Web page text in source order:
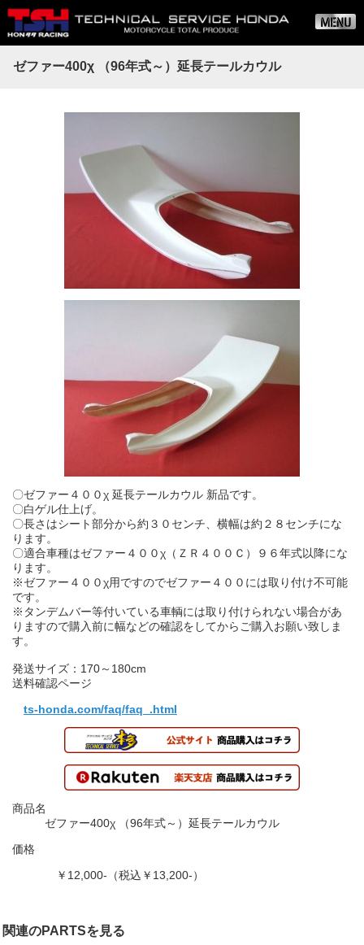
ゼファー400χ （96年式～）延長テールカウル
〇ゼファー４００χ 延長テールカウル 新品です。
〇白ゲル仕上げ。
〇長さはシート部分から約３０センチ、横幅は約２８センチにな
ります。
〇適合車種はゼファー４００χ（ＺＲ４００Ｃ）９６年式以降にな
ります。
※ゼファー４００χ用ですのでゼファー４００には取り付け不可能
です。
※タンデムバー等付いている車輌には取り付けられない場合があ
りますので購入前に幅などの確認をしてからご購入お願い致しま
す。
発送サイズ：170～180cm
送料確認ページ
ts-honda.com/faq/faq_.html
商品名
ゼファー400χ （96年式～）延長テールカウル
価格
￥12,000-（税込￥13,200-）
関連のPARTSを見る